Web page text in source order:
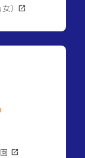
） open_in_new
open_in_new